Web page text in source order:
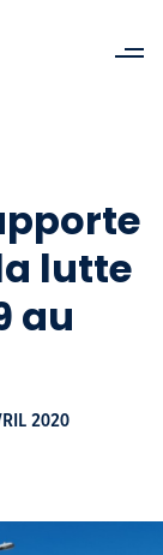
lutte
au
2020